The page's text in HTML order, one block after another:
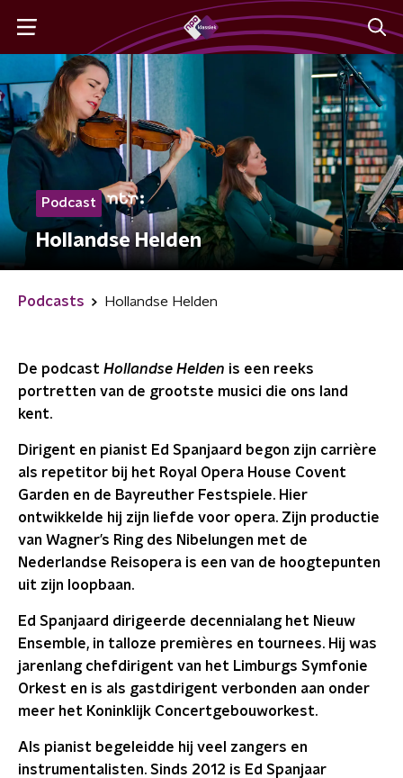
Podcast
Hollandse Helden
Podcasts Hollandse Helden
De podcast Hollandse Helden is een reeks
portretten van de grootste musici die ons land
kent.
Dirigent en pianist Ed Spanjaard begon zijn carrière
als repetitor bij het Royal Opera House Covent
Garden en de Bayreuther Festspiele. Hier
ontwikkelde hij zijn liefde voor opera. Zijn productie
van Wagner’s Ring des Nibelungen met de
Nederlandse Reisopera is een van de hoogtepunten
uit zijn loopbaan.
Ed Spanjaard dirigeerde decennialang het Nieuw
Ensemble, in talloze premières en tournees. Hij was
jarenlang chefdirigent van het Limburgs Symfonie
Orkest en is als gastdirigent verbonden aan onder
meer het Koninklijk Concertgebouworkest.
Als pianist begeleidde hij veel zangers en
instrumentalisten. Sinds 2012 is Ed Spanjaar